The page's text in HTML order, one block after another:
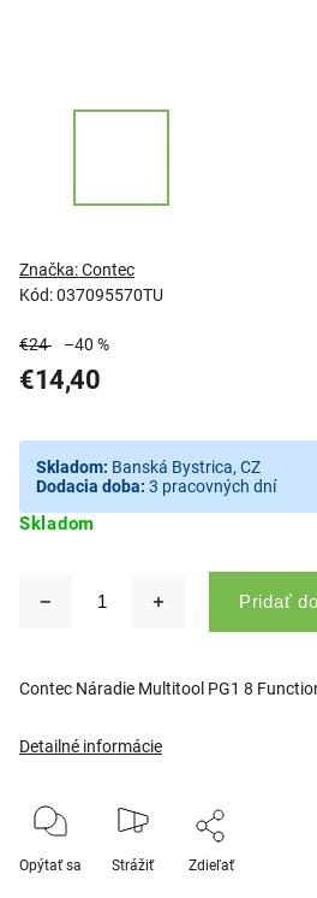
Kód:037095570TU
Značka:Contec
€24 –40 %
€14,40
Skladom
Skladom: Banská Bystrica, CZ
Dodacia doba: 3 pracovných dní
Pridať
Contec Náradie Multitool PG1 8
Detailné informácie
Opýtať sa Strážiť Zdieľať